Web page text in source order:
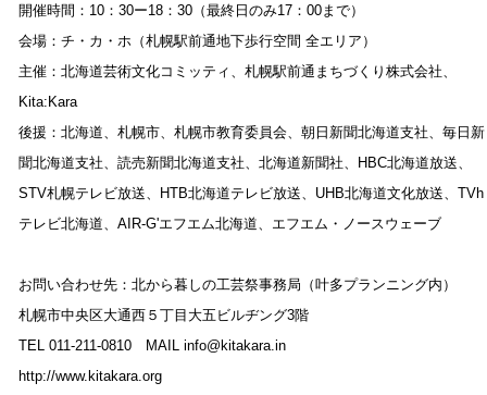
開催時間：10：30ー18：30（最終日のみ17：00まで）
会場：チ・カ・ホ（札幌駅前通地下歩行空間 全エリア）
主催：北海道芸術文化コミッティ、札幌駅前通まちづくり株式会社、
Kita:Kara
後援：北海道、札幌市、札幌市教育委員会、朝日新聞北海道支社、毎日新
聞北海道支社、読売新聞北海道支社、北海道新聞社、HBC北海道放送、
STV札幌テレビ放送、HTB北海道テレビ放送、UHB北海道文化放送、TVh
テレビ北海道、AIR-G'エフエム北海道、エフエム・ノースウェーブ
お問い合わせ先：北から暮しの工芸祭事務局（叶多プランニング内）
札幌市中央区大通西５丁目大五ビルヂング3階
TEL 011-211-0810 MAIL info@kitakara.in
http://www.kitakara.org